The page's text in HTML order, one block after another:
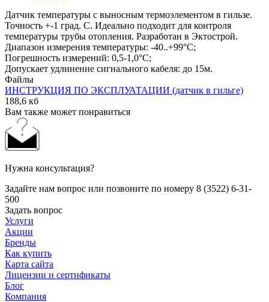
Датчик температуры с выносным термоэлементом в гильзе.
Точность +-1 град. С. Идеально подходит для контроля
температуры трубы отопления. Разработан в Эктострой.
Диапазон измерения температуры: -40..+99°С;
Погрешность измерений: 0,5-1,0°С;
Допускает удлинение сигнального кабеля: до 15м.
Файлы
ИНСТРУКЦИЯ ПО ЭКСПЛУАТАЦИИ (датчик в гильге)
188,6 кб
Вам также может понравиться
Нужна консультация?
Задайте нам вопрос или позвоните по номеру 8 (3522) 6-31-
500
Задать вопрос
Услуги
Акции
Бренды
Как купить
Карта сайта
Лицензии и сертификаты
Блог
Компания